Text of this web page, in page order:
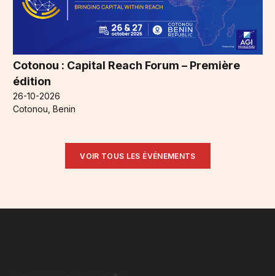
Cotonou : Capital Reach Forum – Première
édition
26-10-2026
Cotonou, Benin
VOIR TOUS LES ÉVÉNEMENTS